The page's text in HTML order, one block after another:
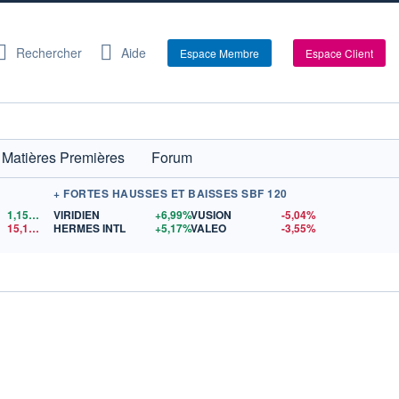
Rechercher Aide Espace Membre Espace Client
Matières Premières Forum
1,1521
$US
15,15$US
+ FORTES HAUSSES ET BAISSES SBF 120
VIRIDIEN
+6,99%
HERMES INTL
+5,17%
VUSION
-5,04%
VALEO
-3,55%